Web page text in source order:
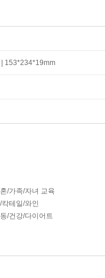
153*234*19mm
/가족/자녀 교육
칵테일/와인
/건강/다이어트